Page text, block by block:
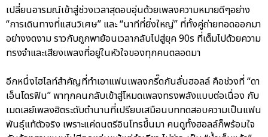
เปลี่ยนอารมณ์เข้าสู่ช่วงเวลาสุดอบอุ่นด้วยเพลงความหมายดีๆอย่าง
“การเดินทางที่แสนวิเศษ” และ “นาทีที่ยิ่งใหญ่” ที่ทั้งคู่ถ่ายทอดออกมา
อย่างงดงาม ราวกับถูกพาย้อนเวลากลับไปสู่ยุค 90s ที่เต็มไปด้วยความ
ทรงจำและเสียงเพลงที่อยู่ในหัวใจของทุกคนตลอดมา
อีกหนึ่งไฮไลท์สำคัญที่ทำเอาแฟนเพลงกรี๊ดกันลั่นฮอลล์ คือช่วงที่ “ดา
เอ็นโดรฟิน” พาทุกคนกลับเข้าสู่โหมดเพลงทรงพลังแบบต่อเนื่อง กับ
เมดเลย์เพลงฮิตระดับตำนานที่เปรียบเสมือนบททดสอบความเป็นแฟน
พันธุ์แท้ตัวจริง เพราะแค่ดนตรีอินโทรขึ้นมา คนดูทั้งฮอลล์ก็พร้อมใจ